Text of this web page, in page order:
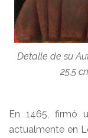
Detalle de su
25,5
En 1465, firmó
actualmente en